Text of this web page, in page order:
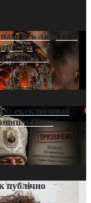
людства:
в ЮНЕСКО
публічно